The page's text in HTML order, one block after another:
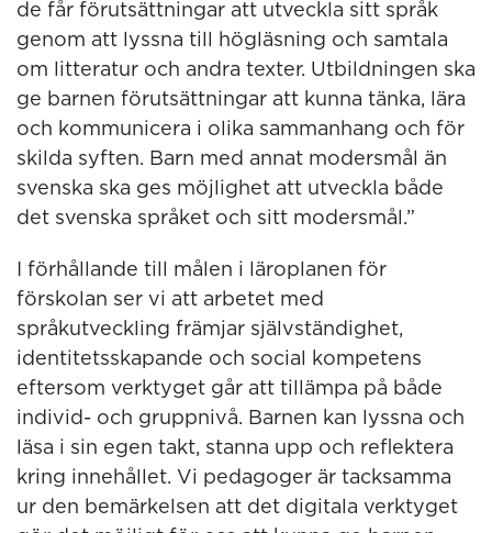
de får förutsättningar att utveckla sitt språk
genom att lyssna till högläsning och samtala
om litteratur och andra texter. Utbildningen ska
ge barnen förutsättningar att kunna tänka, lära
och kommunicera i olika sammanhang och för
skilda syften. Barn med annat modersmål än
svenska ska ges möjlighet att utveckla både
det svenska språket och sitt modersmål.”
I förhållande till målen i läroplanen för
förskolan ser vi att arbetet med
språkutveckling främjar självständighet,
identitetsskapande och social kompetens
eftersom verktyget går att tillämpa på både
individ- och gruppnivå. Barnen kan lyssna och
läsa i sin egen takt, stanna upp och reflektera
kring innehållet. Vi pedagoger är tacksamma
ur den bemärkelsen att det digitala verktyget